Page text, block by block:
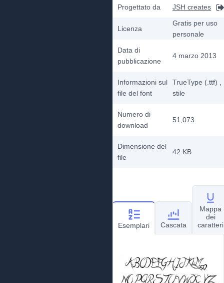
Progettato da
JSH creates
Licenza
Gratis per uso
personale
Data di
pubblicazione
4 marzo 2013
Informazioni sul
file del font
TrueType (.ttf)
stile
Numero di
download
51,073
Dimensione del
file
42 KB
Esemplari Cascata
Mappa
dei
caratteri